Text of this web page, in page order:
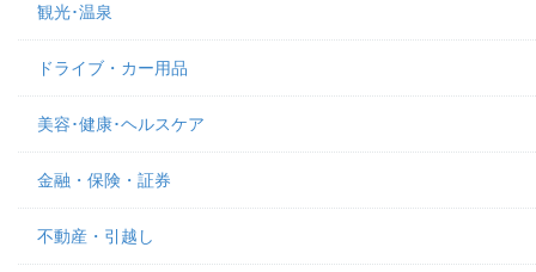
観光･温泉
ドライブ・カー用品
美容･健康･ヘルスケア
金融・保険・証券
不動産・引越し